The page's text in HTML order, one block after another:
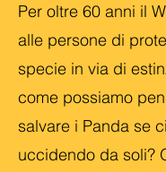
Per oltre 60 anni il
alle persone di
specie in via di
come possiamo
salvare i Panda se
uccidendo da soli?